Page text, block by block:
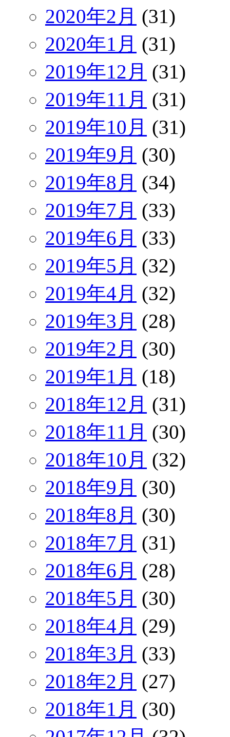
2020年2月 (31)
2020年1月 (31)
2019年12月 (31)
2019年11月 (31)
2019年10月 (31)
2019年9月 (30)
2019年8月 (34)
2019年7月 (33)
2019年6月 (33)
2019年5月 (32)
2019年4月 (32)
2019年3月 (28)
2019年2月 (30)
2019年1月 (18)
2018年12月 (31)
2018年11月 (30)
2018年10月 (32)
2018年9月 (30)
2018年8月 (30)
2018年7月 (31)
2018年6月 (28)
2018年5月 (30)
2018年4月 (29)
2018年3月 (33)
2018年2月 (27)
2018年1月 (30)